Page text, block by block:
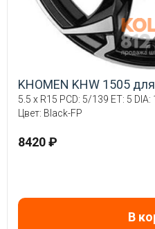
KHOMEN KHW 1505
5.5 x R15 PCD: 5/139 ET: 5 DIA:
Цвет: Black-FP
8420 ₽
В